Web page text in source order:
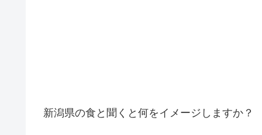
新潟県の食と聞くと何をイメージしますか？